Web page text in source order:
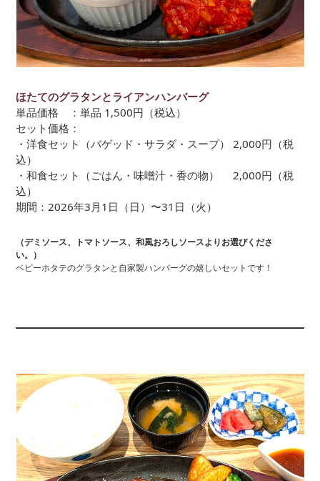
ほたてのグラタンとライアンハンバーグ
単品価格 ：単品 1,500円（税込）
セット価格：
・洋食セット（バゲッド・サラダ・スープ） 2,000円（税
込）
・和食セット（ごはん・味噌汁・香の物） 2,000円（税
込）
期間：2026年3月1日（日）〜31日（火）
（デミソース、トマトソース、和風おろしソースよりお選びくださ
い。）
ベビーホタテのグラタンと自家製ハンバーグの嬉しいセットです！